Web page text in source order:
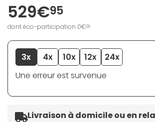
529€95
dont éco-participation 0€05
3x 4x 10x 12x
24x
Une erreur est survenue
Livraison à domicile ou en